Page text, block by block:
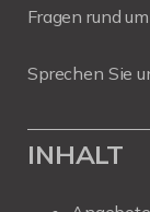
Fragen rund
Sprechen Sie
INHALT